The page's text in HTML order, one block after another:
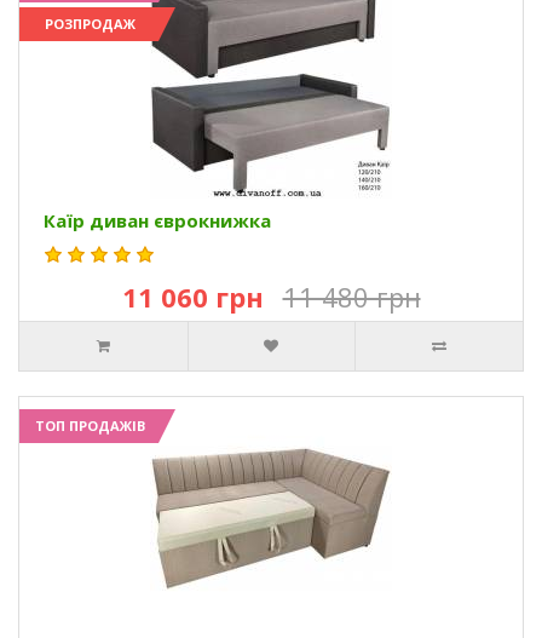
РОЗПРОДАЖ
Каїр диван єврокнижка
11 060 грн 11 480 грн
ТОП ПРОДАЖІВ